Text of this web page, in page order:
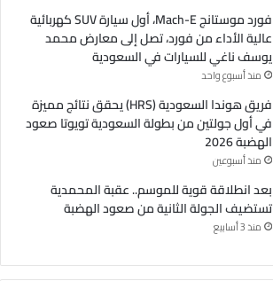
فورد موستانج Mach-E، أول سيارة SUV كهربائية
عالية الأداء من فورد، تصل إلى معارض محمد
يوسف ناغي للسيارات في السعودية
منذ أسبوع واحد
فريق هوندا السعودية (HRS) يحقق نتائج مميزة
في أول جولتين من بطولة السعودية تويوتا صعود
الهضبة 2026
منذ أسبوعين
بعد انطلاقة قوية للموسم.. عقبة المحمدية
تستضيف الجولة الثانية من صعود الهضبة
منذ 3 أسابيع